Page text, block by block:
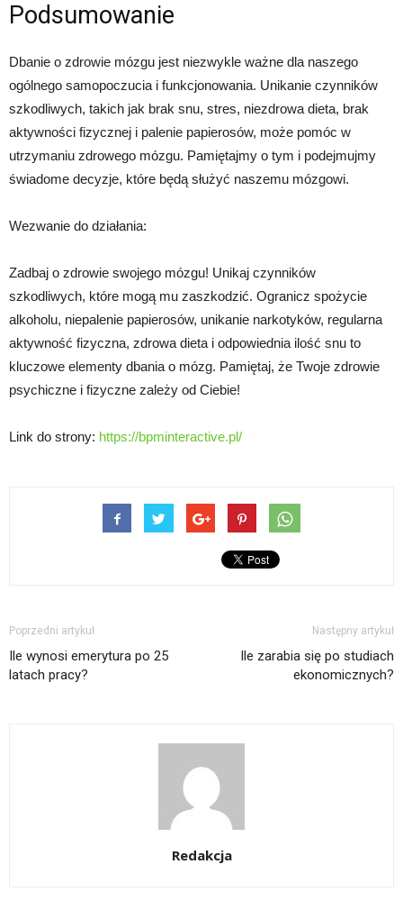
Podsumowanie
Dbanie o zdrowie mózgu jest niezwykle ważne dla naszego
ogólnego samopoczucia i funkcjonowania. Unikanie czynników
szkodliwych, takich jak brak snu, stres, niezdrowa dieta, brak
aktywności fizycznej i palenie papierosów, może pomóc w
utrzymaniu zdrowego mózgu. Pamiętajmy o tym i podejmujmy
świadome decyzje, które będą służyć naszemu mózgowi.
Wezwanie do działania:
Zadbaj o zdrowie swojego mózgu! Unikaj czynników
szkodliwych, które mogą mu zaszkodzić. Ogranicz spożycie
alkoholu, niepalenie papierosów, unikanie narkotyków, regularna
aktywność fizyczna, zdrowa dieta i odpowiednia ilość snu to
kluczowe elementy dbania o mózg. Pamiętaj, że Twoje zdrowie
psychiczne i fizyczne zależy od Ciebie!
Link do strony: https://bpminteractive.pl/
Poprzedni artykuł
Ile wynosi emerytura po 25
latach pracy?
Następny artykuł
Ile zarabia się po studiach
ekonomicznych?
Redakcja